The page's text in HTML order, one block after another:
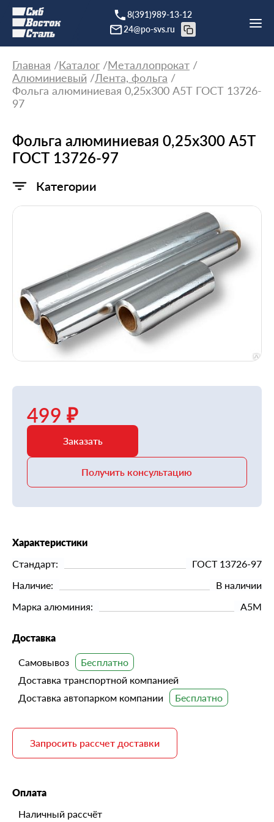
8(391)989-13-12
24@po-svs.ru
Главная Каталог
Металлопрокат
Алюминиевый
Лента, фольга
Фольга алюминиевая 0,25х300 А5Т ГОСТ 13726-
97
Фольга алюминиевая 0,25х300 А5Т
ГОСТ 13726-97
Категории
499 ₽
Заказать
Получить консультацию
Характеристики
Стандарт:
ГОСТ 13726-97
Наличие:
В наличии
Марка алюминия:
А5М
Доставка
Самовывоз
Доставка транспортной компанией
Доставка автопарком компании
Запросить рассчет доставки
Оплата
Наличный рассчёт